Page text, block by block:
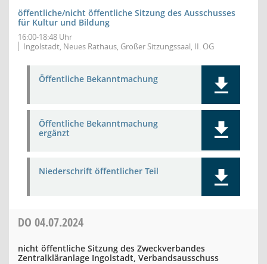
öffentliche/nicht öffentliche Sitzung des Ausschusses
für Kultur und Bildung
16:00-18:48 Uhr
Ingolstadt, Neues Rathaus, Großer Sitzungssaal, II. OG
Öffentliche Bekanntmachung
Öffentliche Bekanntmachung
ergänzt
Niederschrift öffentlicher Teil
DO 04.07.2024
nicht öffentliche Sitzung des Zweckverbandes
Zentralkläranlage Ingolstadt, Verbandsausschuss